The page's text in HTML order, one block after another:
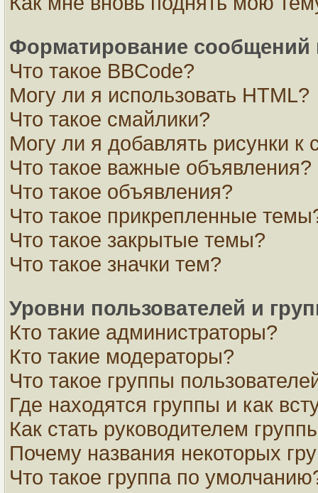
Форматирование сообщений
Что такое BBCode?
Могу ли я использовать HTML?
Что такое смайлики?
Могу ли я добавлять рисунки
Что такое важные объявления?
Что такое объявления?
Что такое прикрепленные
Что такое закрытые темы?
Что такое значки тем?
Уровни пользователей и
Кто такие администраторы?
Кто такие модераторы?
Что такое группы
Где находятся группы и как
Как стать руководителем
Почему названия некоторых
Что такое группа по